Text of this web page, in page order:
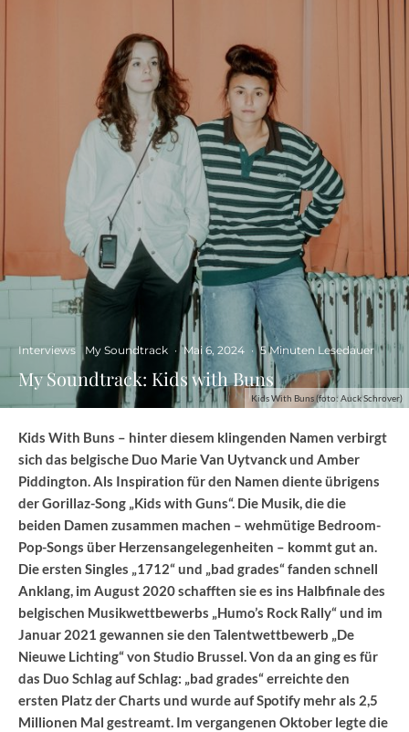
Kids With Buns (foto: Auck Schrover)
Interviews My Soundtrack · Mai 6, 2024 · 5 Minuten Lesedauer
My Soundtrack: Kids with Buns
Kids With Buns – hinter diesem klingenden Namen verbirgt
sich das belgische Duo Marie Van Uytvanck und Amber
Piddington. Als Inspiration für den Namen diente übrigens
der Gorillaz-Song „Kids with Guns“. Die Musik, die die
beiden Damen zusammen machen – wehmütige Bedroom-
Pop-Songs über Herzensangelegenheiten – kommt gut an.
Die ersten Singles „1712“ und „bad grades“ fanden schnell
Anklang, im August 2020 schafften sie es ins Halbfinale des
belgischen Musikwettbewerbs „Humo’s Rock Rally“ und im
Januar 2021 gewannen sie den Talentwettbewerb „De
Nieuwe Lichting“ von Studio Brussel. Von da an ging es für
das Duo Schlag auf Schlag: „bad grades“ erreichte den
ersten Platz der Charts und wurde auf Spotify mehr als 2,5
Millionen Mal gestreamt. Im vergangenen Oktober legte die